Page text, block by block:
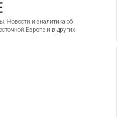
Новости и аналитика об
Европе и в других